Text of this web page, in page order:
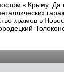
в Крыму.
храмов в